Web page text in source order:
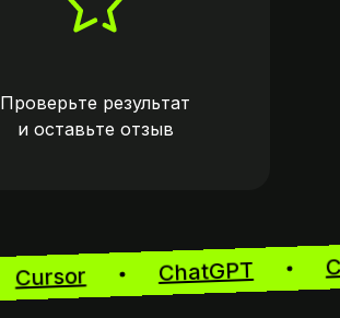
Проверьте результат
и оставьте отзыв
Cursor ChatGPT